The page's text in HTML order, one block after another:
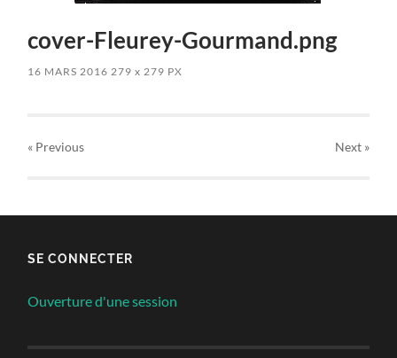
cover-Fleurey-Gourmand.png
16 MARS 2016 279x 279 PX
« Previous Next»
SE CONNECTER
Ouverture d'une session